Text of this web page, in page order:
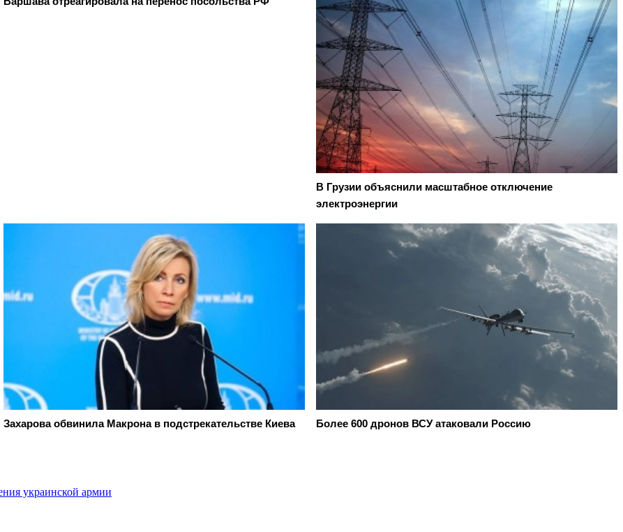
В Грузии объяснили масштабное отключение
электроэнергии
Захарова обвинила Макрона в подстрекательстве Киева
Более 600 дронов ВСУ атаковали Россию
украинской армии